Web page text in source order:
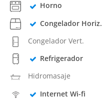
Horno
Congelador Horiz.
Congelador Vert.
Refrigerador
Hidromasaje
Internet Wi-fi